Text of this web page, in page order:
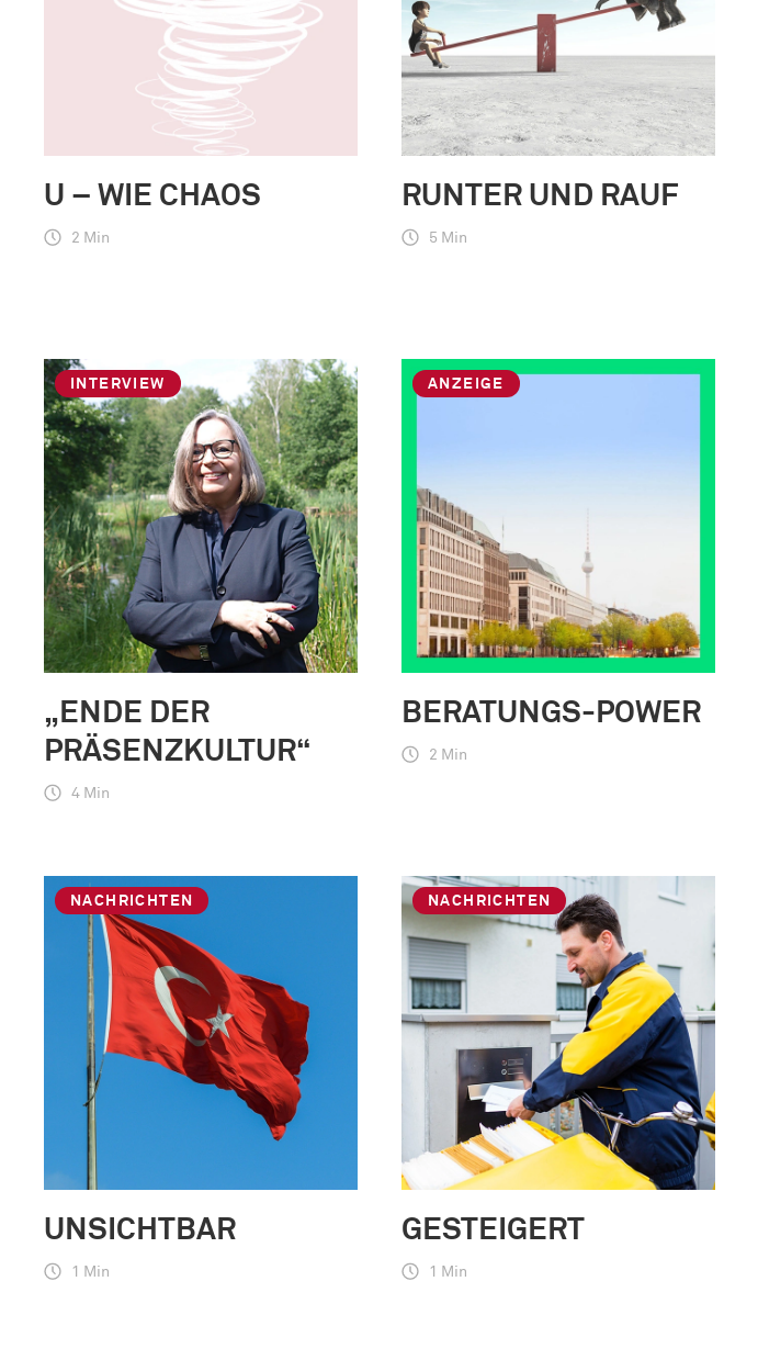
U – WIE CHAOS
2 Min
RUNTER UND RAUF
5 Min
INTERVIEW
„ENDE DER
PRÄSENZKULTUR“
4 Min
ANZEIGE
BERATUNGS-POWER
2 Min
NACHRICHTEN
UNSICHTBAR
1 Min
NACHRICHTEN
GESTEIGERT
1 Min